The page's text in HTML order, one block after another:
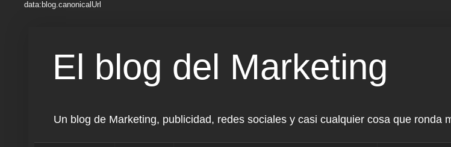
data:blog.canonicalUrl
El blog del Marketing
Un blog de Marketing, publicidad, redes sociales y casi cualquier cosa que ronda